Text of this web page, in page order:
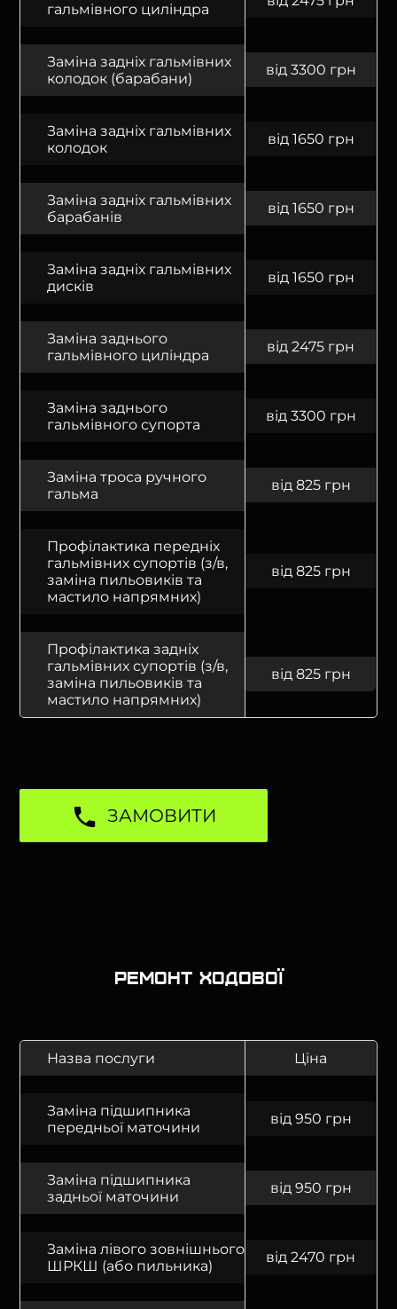
гальмівного циліндра
Заміна задніх гальмівних
колодок (барабани)
від 3300 грн
Заміна задніх гальмівних
колодок
від 1650 грн
Заміна задніх гальмівних
барабанів
від 1650 грн
Заміна задніх гальмівних
дисків
від 1650 грн
Заміна заднього
гальмівного циліндра
від 2475 грн
Заміна заднього
гальмівного супорта
від 3300 грн
Заміна троса ручного
гальма
від 825 грн
Профілактика передніх
гальмівних супортів (з/в,
заміна пильовиків та
мастило напрямних)
від 825 грн
Профілактика задніх
гальмівних супортів (з/в,
заміна пильовиків та
мастило напрямних)
від 825 грн
ЗАМОВИТИ
Ремонт ходової
Назва послуги Ціна
Заміна підшипника
передньої маточини
від 950 грн
Заміна підшипника
задньої маточини
від 950 грн
Заміна лівого зовнішнього
ШРКШ (або пильника)
від 2470 грн